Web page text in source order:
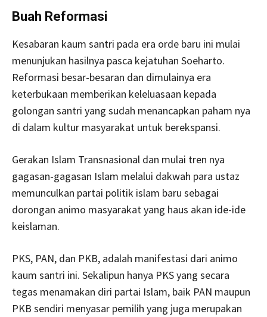
Buah Reformasi
Kesabaran kaum santri pada era orde baru ini mulai
menunjukan hasilnya pasca kejatuhan Soeharto.
Reformasi besar-besaran dan dimulainya era
keterbukaan memberikan keleluasaan kepada
golongan santri yang sudah menancapkan paham nya
di dalam kultur masyarakat untuk berekspansi.
Gerakan Islam Transnasional dan mulai tren nya
gagasan-gagasan Islam melalui dakwah para ustaz
memunculkan partai politik islam baru sebagai
dorongan animo masyarakat yang haus akan ide-ide
keislaman.
PKS, PAN, dan PKB, adalah manifestasi dari animo
kaum santri ini. Sekalipun hanya PKS yang secara
tegas menamakan diri partai Islam, baik PAN maupun
PKB sendiri menyasar pemilih yang juga merupakan